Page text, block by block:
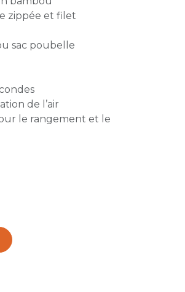
zippée et filet
sac poubelle
de l’air
le rangement et le